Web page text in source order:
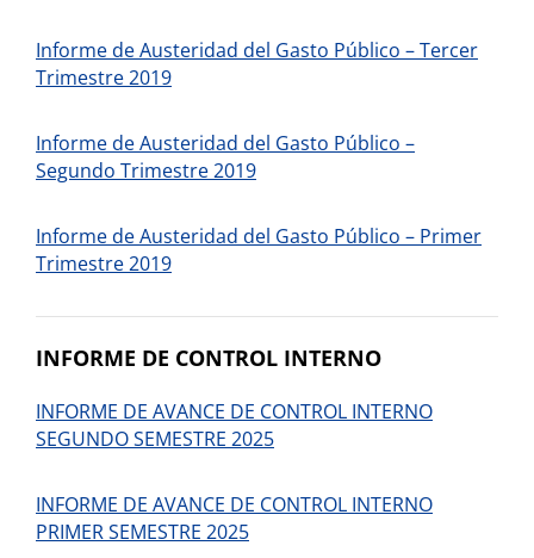
Informe de Austeridad del Gasto Público – Tercer
Trimestre 2019
Informe de Austeridad del Gasto Público –
Segundo Trimestre 2019
Informe de Austeridad del Gasto Público – Primer
Trimestre 2019
INFORME DE CONTROL INTERNO
INFORME DE AVANCE DE CONTROL INTERNO
SEGUNDO SEMESTRE 2025
INFORME DE AVANCE DE CONTROL INTERNO
PRIMER SEMESTRE 2025